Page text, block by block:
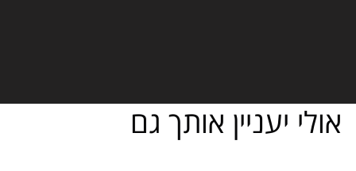
אולי יעניין אותך גם